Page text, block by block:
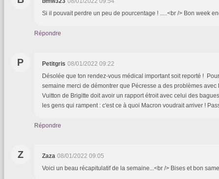
Si il pouvait perdre un peu de pourcentage ! .....<br /> Bon week
Répondre
P Petitgris 08/01/2022 09:22
Désolée que ton rendez-vous médical important soit reporté !
semaine merci de démontrer que Pécresse a des problèmes avec
Vuitton de Brigitte doit avoir un rapport étroit avec celui des
les gens qui rampent : c'est ce à quoi Macron voudrait arriver !
Répondre
Z Zaza 08/01/2022 09:05
Voici un beau récapitulatif de la semaine...<br /> Bises et bon